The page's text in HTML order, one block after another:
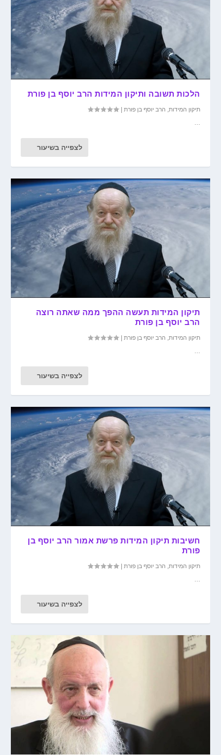
הלכות תשובה ותיקון המידות הרב יוסף בן פורת
תיקון המידות, הרב יוסף בן פורת |
...
לצפייה בשיעור
תיקון המידות תעשה ההפך ממה שאתה רוצה
הרב יוסף בן פורת
תיקון המידות, הרב יוסף בן פורת |
לצפייה בשיעור
חשיבות תיקון המידות פרשת אמור הרב יוסף בן
פורת
תיקון המידות, הרב יוסף בן פורת |
לצפייה בשיעור